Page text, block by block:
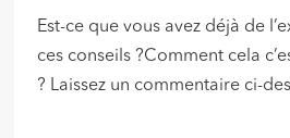
Est-ce que vous avez déjà de
ces conseils ?Comment cela
? Laissez un commentaire ci-